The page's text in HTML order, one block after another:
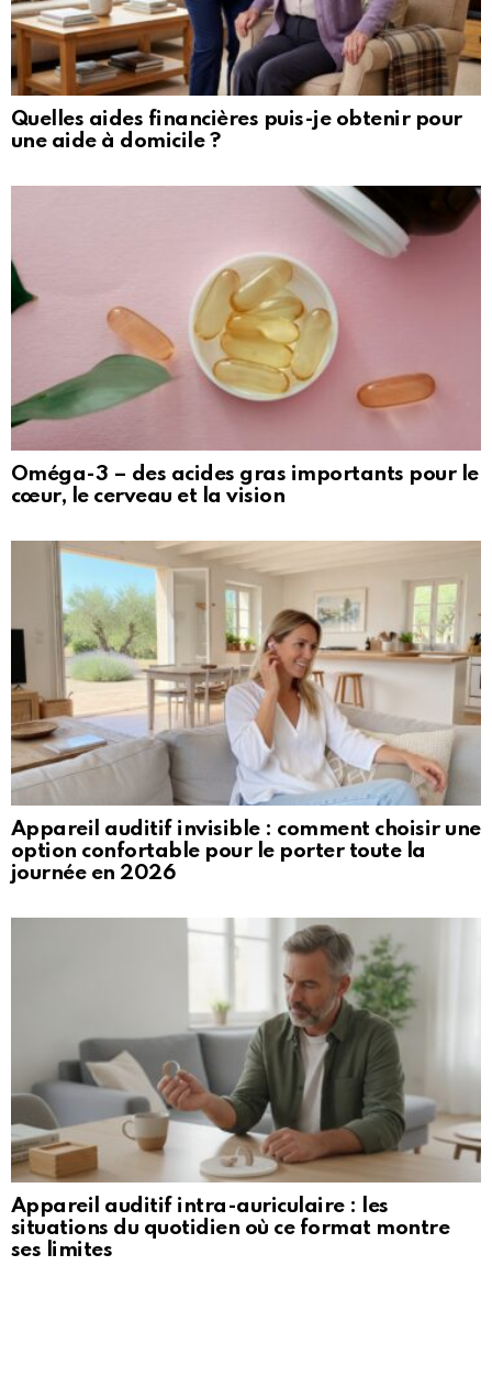
Quelles aides financières puis-je obtenir pour
une aide à domicile ?
Oméga-3 – des acides gras importants pour le
cœur, le cerveau et la vision
Appareil auditif invisible : comment choisir une
option confortable pour le porter toute la
journée en 2026
Appareil auditif intra-auriculaire : les
situations du quotidien où ce format montre
ses limites